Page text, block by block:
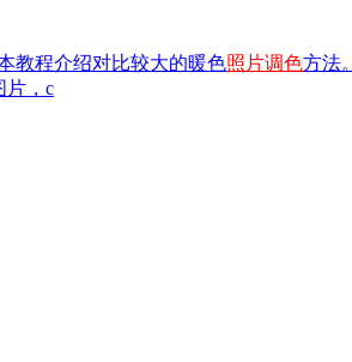
教程介绍对比较大的暖色照片调色方法。
片，c